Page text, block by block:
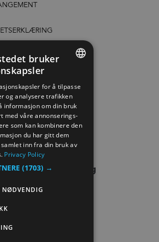
COOKIES
NORWEGIAN
GERMAN
bruker
for å tilpasse
og analysere trafikken
informasjon om din bruk
med våre annonserings-
som kan kombinere den
du har gitt dem
inn fra din bruk av
Privacy Policy
(1703) →
NØDVENDIG